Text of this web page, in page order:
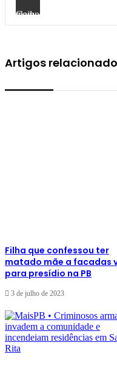
Compartilhar via e-mail
Artigos
Filha que confessou ter
matado mãe a facadas
para presídio na PB
3 de julho de 2023